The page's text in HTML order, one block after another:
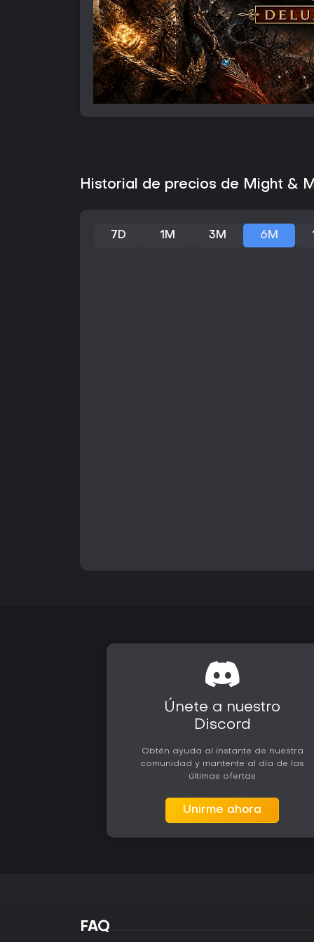
Historial de precios de Might &
7D 1M 3M 6M
Únete a nuestro
Discord
Obtén ayuda al instante de nuestra
comunidad y mantente al día de las
últimas ofertas
Unirme ahora
FAQ